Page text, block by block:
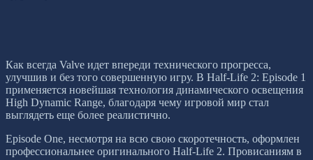
Как всегда Valve идет впереди технического прогресса,
улучшив и без того совершенную игру. В Half-Life 2: Episode 1
применяется новейшая технология динамического освещения
High Dynamic Range, благодаря чему игровой мир стал
выглядеть еще более реалистично.
Episode One, несмотря на всю свою скоротечность, оформлен
профессиональнее оригинального Half-Life 2. Провисаниям в